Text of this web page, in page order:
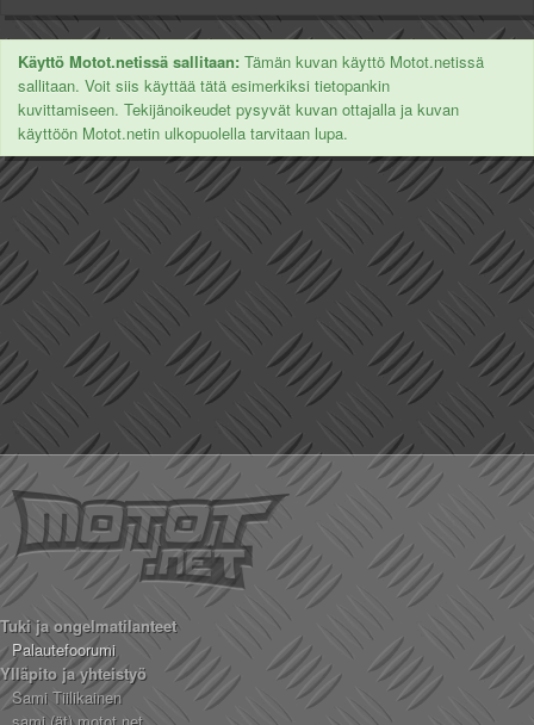
Käyttö Motot.netissä sallitaan: Tämän kuvan käyttö Motot.netissä
sallitaan. Voit siis käyttää tätä esimerkiksi tietopankin
kuvittamiseen. Tekijänoikeudet pysyvät kuvan ottajalla ja kuvan
käyttöön Motot.netin ulkopuolella tarvitaan lupa.
Tuki ja ongelmatilanteet
Palautefoorumi
Ylläpito ja yhteistyö
Sami Tiilikainen
sami (ät) motot.net